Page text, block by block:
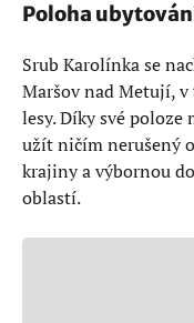
Poloha
Srub Karolínka se
Maršov nad Metují,
lesy. Díky své
užít ničím nerušený
krajiny a výbornou
oblastí.